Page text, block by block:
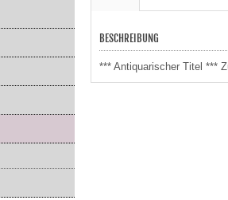
BESCHREIBUNG
*** Antiquarischer Titel ***